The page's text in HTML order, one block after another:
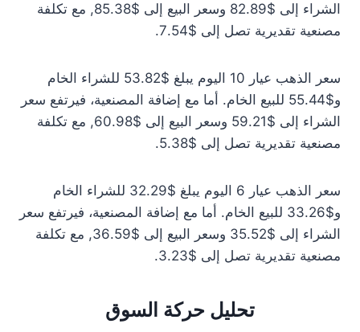
الشراء إلى $82.89 وسعر البيع إلى $85.38, مع تكلفة
مصنعية تقديرية تصل إلى $7.54.
سعر الذهب عيار 10 اليوم يبلغ $53.82 للشراء الخام
و$55.44 للبيع الخام. أما مع إضافة المصنعية، فيرتفع سعر
الشراء إلى $59.21 وسعر البيع إلى $60.98, مع تكلفة
مصنعية تقديرية تصل إلى $5.38.
سعر الذهب عيار 6 اليوم يبلغ $32.29 للشراء الخام
و$33.26 للبيع الخام. أما مع إضافة المصنعية، فيرتفع سعر
الشراء إلى $35.52 وسعر البيع إلى $36.59, مع تكلفة
مصنعية تقديرية تصل إلى $3.23.
تحليل حركة السوق